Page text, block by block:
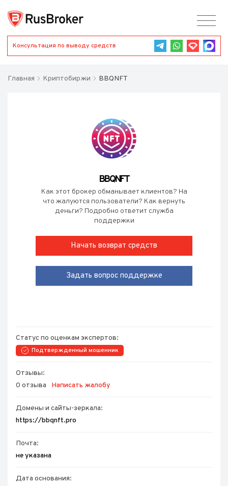
Консультация по выводу средств
Главная Криптобиржи BBQNFT
BBQNFT
Как этот брокер обманывает клиентов? На
что жалуются пользователи? Как вернуть
деньги? Подробно ответит служба
поддержки
Начать возврат средств
Задать вопрос поддержке
Статус по оценкам экспертов:
Подтвержденный мошенник
Отзывы:
0 отзыва
Написать жалобу
Домены и сайты-зеркала:
https://bbqnft.pro
Почта:
не указана
Дата основания: